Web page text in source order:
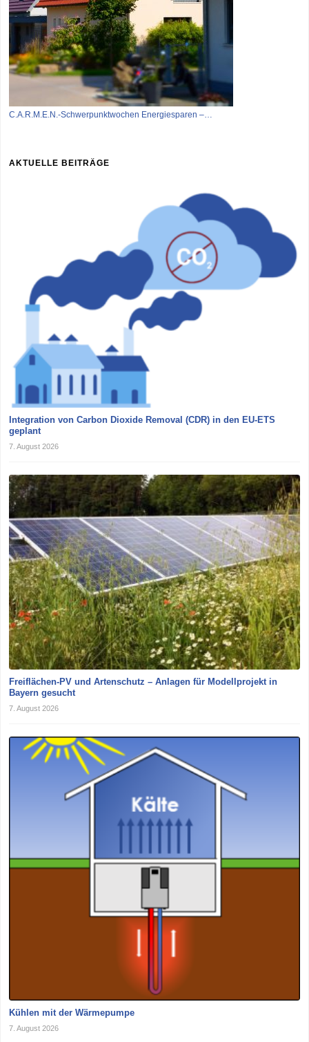
C.A.R.M.E.N.-Schwerpunktwochen Energiesparen –…
AKTUELLE BEITRÄGE
Integration von Carbon Dioxide Removal (CDR) in den EU-ETS
geplant
7. August 2026
Freiflächen-PV und Artenschutz – Anlagen für Modellprojekt in
Bayern gesucht
7. August 2026
Kühlen mit der Wärmepumpe
7. August 2026